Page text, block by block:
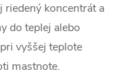
riedený koncentrát a
do teplej alebo
vyššej teplote
mastnote.